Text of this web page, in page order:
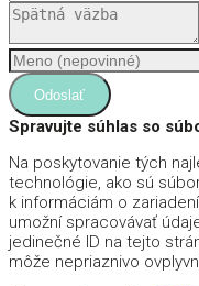
Odoslať
Spravujte súhlas so
Na poskytovanie tých
technológie, ako sú
k informáciám o
umožní spracovávať
jedinečné ID na tejto
môže nepriaznivo